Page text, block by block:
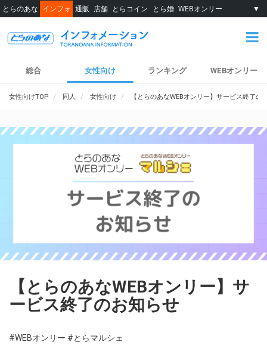
とらのあな インフォ 通販 店舗 とらコイン とら婚 WEBオンリー ▼
総合 女性向け ランキング WEBオンリー
女性向けTOP 同人 女性向け 【とらのあなWEBオンリー】サービス終了の
【とらのあなWEBオンリー】サ
ービス終了のお知らせ
#WEBオンリー #とらマルシェ